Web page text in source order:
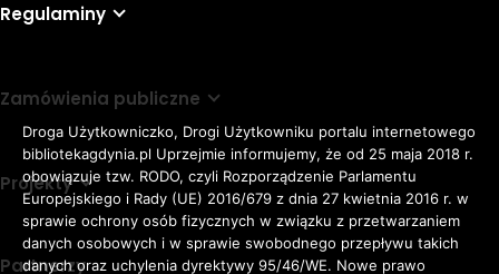
Regulaminy
Zamówienia publiczne
Projekty
Partnerzy
Droga Użytkowniczko, Drogi Użytkowniku portalu internetowego
bibliotekagdynia.pl Uprzejmie informujemy, że od 25 maja 2018 r.
obowiązuje tzw. RODO, czyli Rozporządzenie Parlamentu
Europejskiego i Rady (UE) 2016/679 z dnia 27 kwietnia 2016 r. w
sprawie ochrony osób fizycznych w związku z przetwarzaniem
danych osobowych i w sprawie swobodnego przepływu takich
danych oraz uchylenia dyrektywy 95/46/WE. Nowe prawo